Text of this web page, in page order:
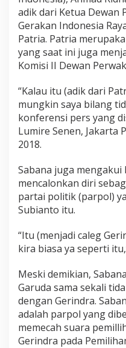
g
a
n
G
e
r
n
d
r
a
adik dari Ketua Dewan
Gerakan Indonesia
Patria. Patria
yang saat ini juga
Komisi II Dewan
“Kalau itu (adik dari
mungkin saya bilang
konferensi pers yang
Lumire Senen, Jakarta
2018.
Sabana juga
mencalonkan diri
partai politik (parpol)
Subianto itu.
“Itu (menjadi caleg
kira biasa ya seperti
Meski demikian,
Garuda sama sekali
dengan Gerindra.
adalah parpol yang
memecah suara
Gerindra pada